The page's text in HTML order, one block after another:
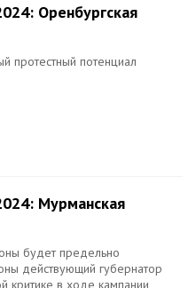
Оренбургская
протестный потенциал
Мурманская
будет предельно
действующий губернатор
критике в ходе кампании